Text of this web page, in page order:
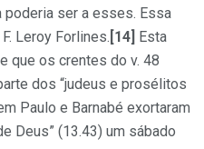
poderia ser a esses. Essa
Leroy Forlines. [14]
Esta
que os crentes do v. 48
dos “judeus e prosélitos
Paulo e Barnabé exortaram
Deus” (13.43) um sábado